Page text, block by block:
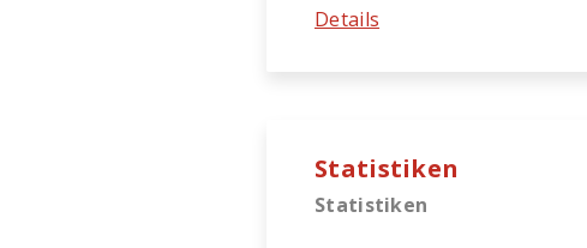
Details
Statistiken
Statistiken